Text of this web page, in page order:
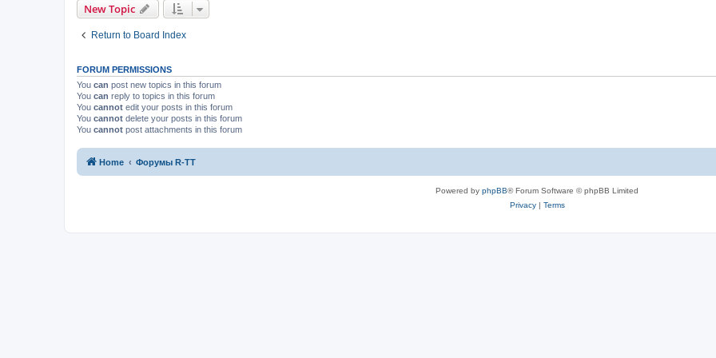
e
New Topic
Return to Board Index
FORUM PERMISSIONS
You can post new topics in this forum
You can reply to topics in this forum
You cannot edit your posts in this forum
You cannot delete your posts in this forum
You cannot post attachments in this forum
Home Форумы R-TT
Powered by phpBB® Forum Software © phpBB Limited
Privacy| Terms